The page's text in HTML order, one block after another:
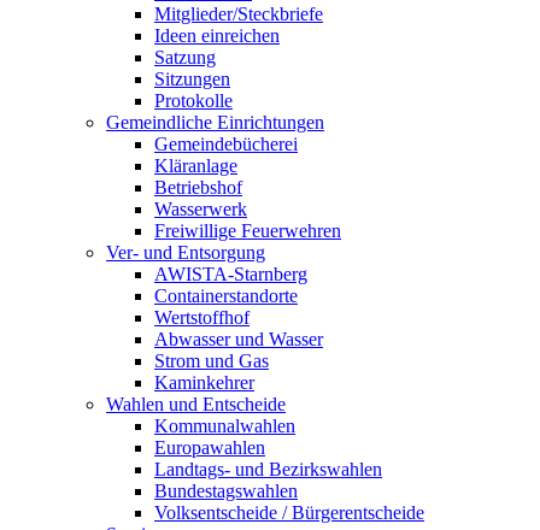
Mitglieder/Steckbriefe
Ideen einreichen
Satzung
Sitzungen
Protokolle
Gemeindliche Einrichtungen
Gemeindebücherei
Kläranlage
Betriebshof
Wasserwerk
Freiwillige Feuerwehren
Ver- und Entsorgung
AWISTA-Starnberg
Containerstandorte
Wertstoffhof
Abwasser und Wasser
Strom und Gas
Kaminkehrer
Wahlen und Entscheide
Kommunalwahlen
Europawahlen
Landtags- und Bezirkswahlen
Bundestagswahlen
Volksentscheide / Bürgerentscheide